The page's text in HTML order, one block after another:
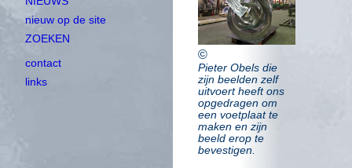
nieuw op de site
ZOEKEN
contact
links
©
Pieter Obels die
zijn beelden zelf
uitvoert heeft ons
opgedragen om
een voetplaat te
maken en zijn
beeld erop te
bevestigen.